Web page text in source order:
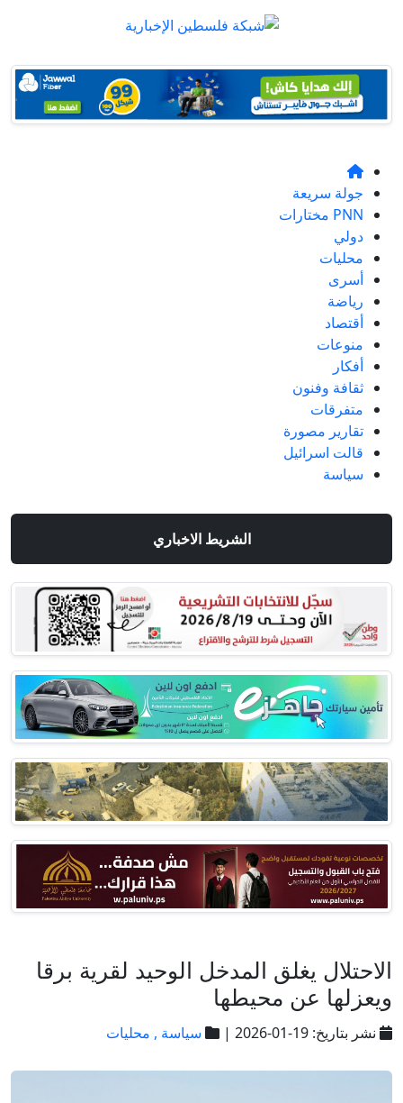
جولة سريعة
PNN مختارات
دولي
محليات
أسرى
رياضة
أقتصاد
منوعات
أفكار
ثقافة وفنون
متفرقات
تقارير مصورة
قالت اسرائيل
سياسة
الشريط الاخباري
الاحتلال يغلق المدخل الوحيد لقرية برقا
ويعزلها عن محيطها
نشر بتاريخ: 19-01-2026 | سياسة , محليات